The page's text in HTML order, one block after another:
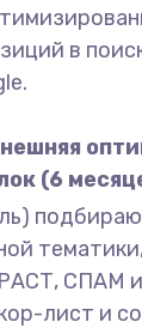
в
(6
СПАМ
лист и